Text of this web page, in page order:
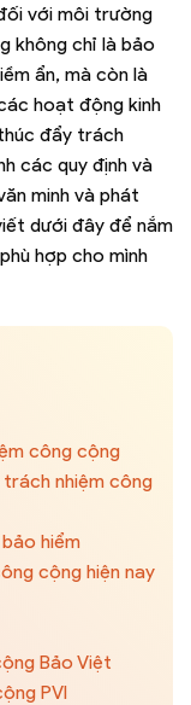
với môi trường
không chỉ là bảo
ẩn, mà còn là
hoạt động kinh
đẩy trách
các quy định và
minh và phát
dưới đây để nắm
hợp cho mình
công cộng
nhiệm công
hiểm
cộng hiện nay
Bảo Việt
PVI